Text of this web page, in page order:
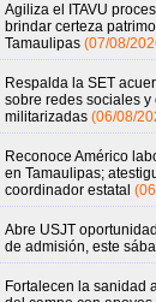
Agiliza el ITAVU
brindar certeza
Tamaulipas (07/08/
Respalda la SET
sobre redes sociales y
militarizadas (06/08/
Reconoce Américo
en Tamaulipas;
coordinador estatal
Abre USJT
de admisión, este
Fortalecen la sanidad